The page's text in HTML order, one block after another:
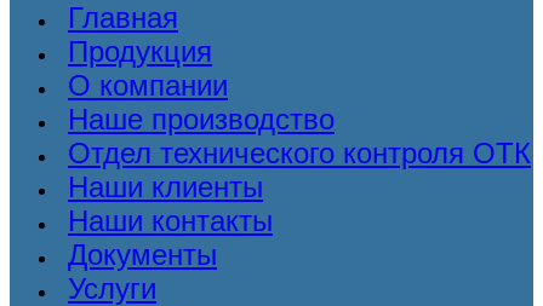
Главная
Продукция
О компании
Наше производство
Отдел технического контроля ОТК
Наши клиенты
Наши контакты
Документы
Услуги